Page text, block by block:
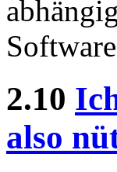
2.10
also